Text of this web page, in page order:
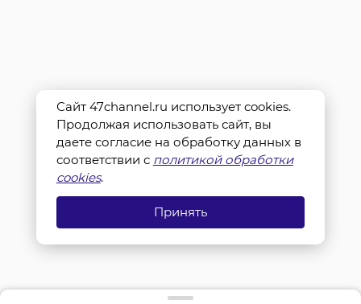
Сайт 47channel.ru использует cookies.
Продолжая использовать сайт, вы
даете согласие на обработку данных в
соответствии с политикой обработки
cookies.
Принять